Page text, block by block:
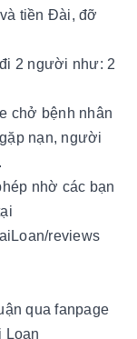
tiền Đài, đỡ
2 người như: 2
chở bệnh nhân
nạn, người
nhờ các bạn
reviews
qua fanpage
Loan